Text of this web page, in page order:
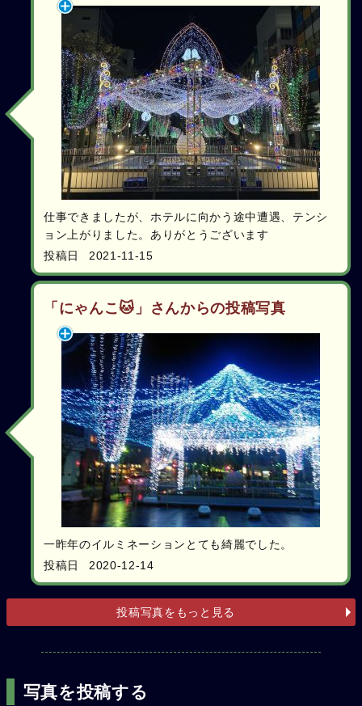
仕事できましたが、ホテルに向かう途中遭遇、テンシ
ョン上がりました。ありがとうございます
投稿日
2021-11-15
「にゃんこ🐱」さんからの投稿写真
一昨年のイルミネーションとても綺麗でした。
投稿日
2020-12-14
投稿写真をもっと見る
写真を投稿する